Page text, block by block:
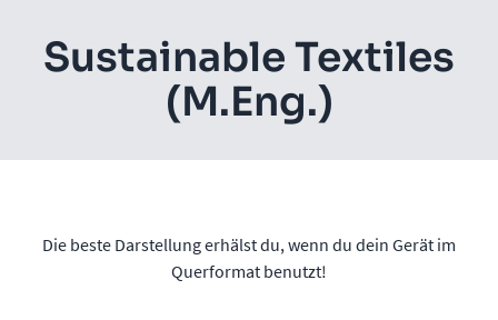
Su­staina­ble Tex­ti­les
(M.Eng.)
Die beste Darstellung erhälst du, wenn du dein Gerät im
Querformat benutzt!